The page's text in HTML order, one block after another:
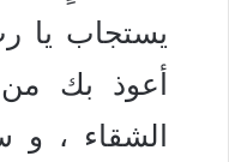
يستجاب يا
أعوذ بك
الشقاء ، و